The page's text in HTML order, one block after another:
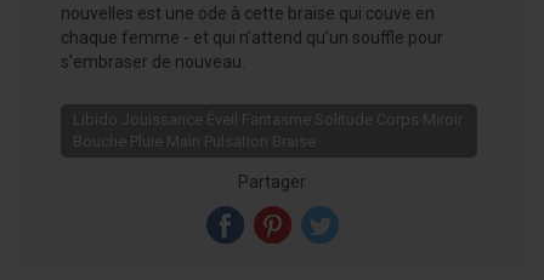
nouvelles est une ode à cette braise qui couve en
chaque femme - et qui n’attend qu’un souffle pour
s’embraser de nouveau.
Libido Jouissance Éveil Fantasme Solitude Corps Miroir
Bouche Pluie Main Pulsation Braise
Partager